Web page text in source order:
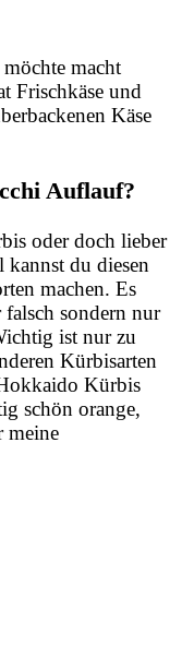
macht
Frischkäse und
Käse
Auflauf?
oder doch lieber
du diesen
machen. Es
sondern nur
ist nur zu
Kürbisarten
Kürbis
schön orange,
meine